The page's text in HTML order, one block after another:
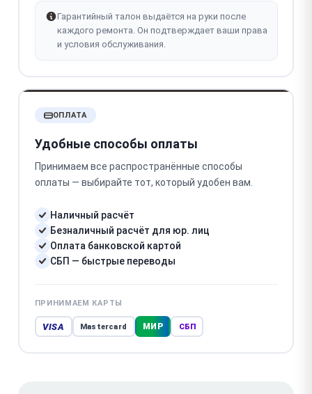
Гарантийный талон выдаётся на руки после
каждого ремонта. Он подтверждает ваши права
и условия обслуживания.
ОПЛАТА
Удобные способы оплаты
Принимаем все распространённые способы
оплаты — выбирайте тот, который удобен вам.
Наличный расчёт
Безналичный расчёт для юр. лиц
Оплата банковской картой
СБП — быстрые переводы
ПРИНИМАЕМ КАРТЫ
VISA Mastercard МИР СБП